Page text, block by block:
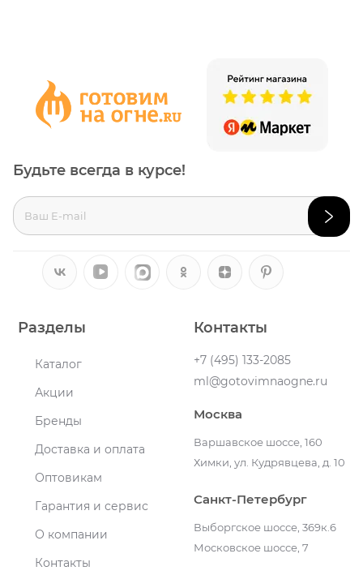
Разделы
Каталог
Акции
Бренды
Доставка и оплата
Оптовикам
Гарантия и сервис
О компании
Контакты
Контакты
+7 (495) 133-2085
ml@gotovimnaogne.ru
Москва
Варшавское шоссе, 160
Химки, ул. Кудрявцева, д. 10
Санкт-Петербург
Выборгское шоссе, 369к.6
Московское шоссе, 7
Будьте всегда в курсе!